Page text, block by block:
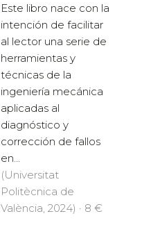
Este libro nace con la
intención de facilitar
al lector una serie de
herramientas y
técnicas de la
ingeniería mecánica
aplicadas al
diagnóstico y
corrección de fallos
en...
(Universitat
Politècnica de
València, 2024) · 8 €